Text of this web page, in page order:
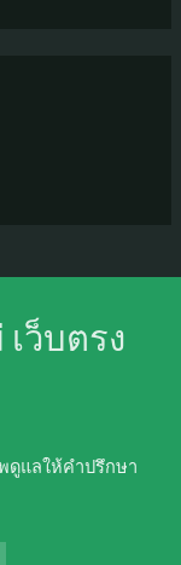
เว็บตรง
ดูแลให้คำปรึกษา